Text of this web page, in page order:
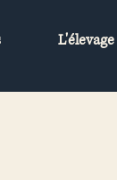
L'élevage